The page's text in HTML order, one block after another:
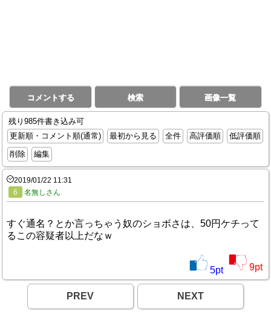
コメントする 検索 画像一覧
残り985件書き込み可
更新順・コメント順(通常)
最初から見る 全件 高評価順
低評価順
削除
編集
2019/01/22 11:31
6
名無しさん
すぐ通名？とか言っちゃう奴のショボさは、50円ケチって
るこの容疑者以上だなｗ
5pt 9pt
PREV NEXT